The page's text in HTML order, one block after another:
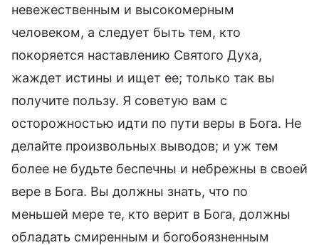
невежественным и высокомерным
человеком, а следует быть тем, кто
покоряется наставлению Святого Духа,
жаждет истины и ищет ее; только так вы
получите пользу. Я советую вам с
осторожностью идти по пути веры в Бога. Не
делайте произвольных выводов; и уж тем
более не будьте беспечны и небрежны в своей
вере в Бога. Вы должны знать, что по
меньшей мере те, кто верит в Бога, должны
обладать смиренным и богобоязненным